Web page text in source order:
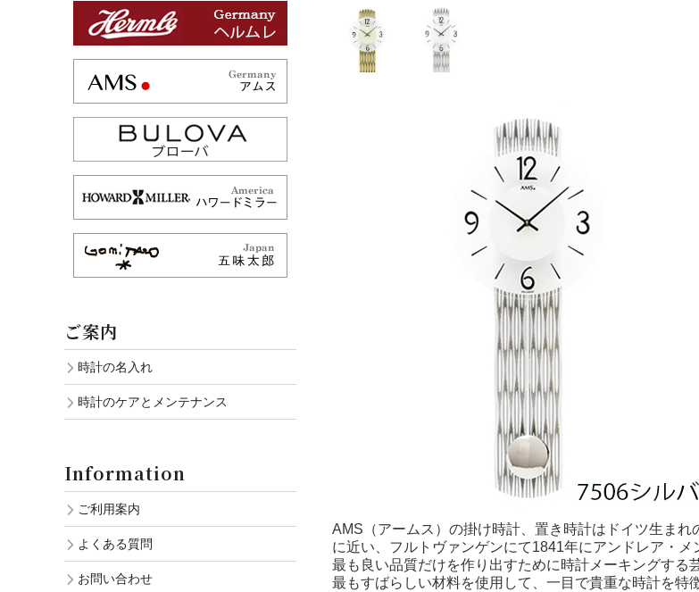
AMS（アームス）の掛け時計、置き時計はドイツ生ま
に近い、フルトヴァンゲンにて1841年にアンドレア・
最も良い品質だけを作り出すために時計メーキングす
最もすばらしい材料を使用して、一目で貴重な時計を特
ご案内
時計の名入れ
時計のケアとメンテナンス
Information
ご利用案内
よくある質問
お問い合わせ